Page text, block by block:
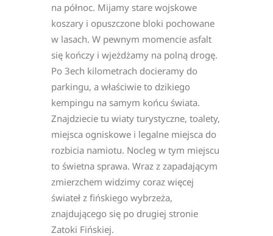
na północ. Mijamy stare wojskowe
koszary i opuszczone bloki pochowane
w lasach. W pewnym momencie asfalt
się kończy i wjeżdżamy na polną drogę.
Po 3ech kilometrach docieramy do
parkingu, a właściwie to dzikiego
kempingu na samym końcu świata.
Znajdziecie tu wiaty turystyczne, toalety,
miejsca ogniskowe i legalne miejsca do
rozbicia namiotu. Nocleg w tym miejscu
to świetna sprawa. Wraz z zapadającym
zmierzchem widzimy coraz więcej
świateł z fińskiego wybrzeża,
znajdującego się po drugiej stronie
Zatoki Fińskiej.